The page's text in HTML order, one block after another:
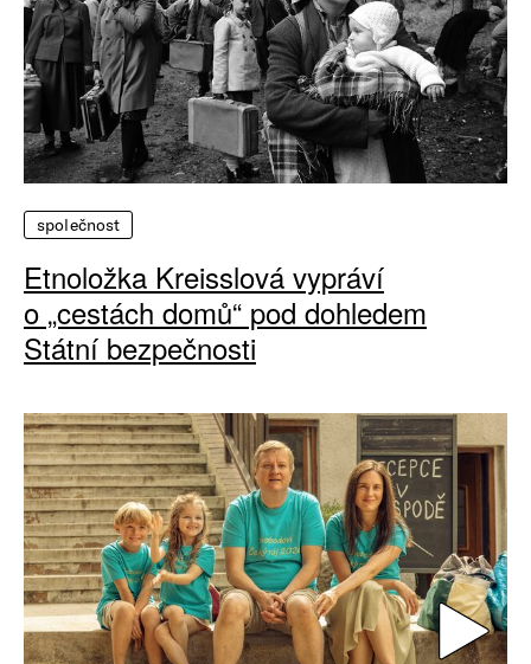
společnost
Etnoložka Kreisslová vypráví
o „cestách domů“ pod dohledem
Státní bezpečnosti